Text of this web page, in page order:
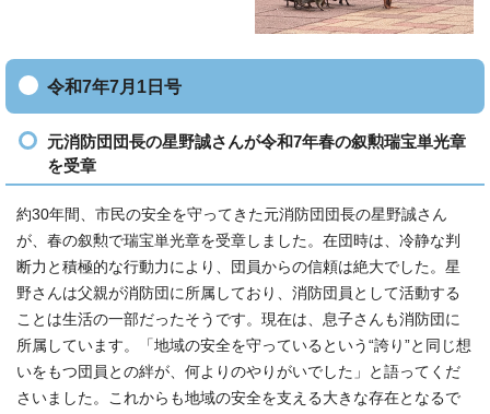
令和7年7月1日号
元消防団団長の星野誠さんが令和7年春の叙勲瑞宝単光章
を受章
約30年間、市民の安全を守ってきた元消防団団長の星野誠さん
が、春の叙勲で瑞宝単光章を受章しました。在団時は、冷静な判
断力と積極的な行動力により、団員からの信頼は絶大でした。星
野さんは父親が消防団に所属しており、消防団員として活動する
ことは生活の一部だったそうです。現在は、息子さんも消防団に
所属しています。「地域の安全を守っているという“誇り”と同じ想
いをもつ団員との絆が、何よりのやりがいでした」と語ってくだ
さいました。これからも地域の安全を支える大きな存在となるで